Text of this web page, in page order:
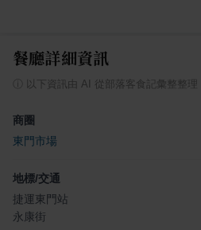
餐廳詳細資訊
ⓘ 以下資訊由 AI 從部落客食記彙整整理
商圈
東門市場
地標/交通
捷運東門站
永康街